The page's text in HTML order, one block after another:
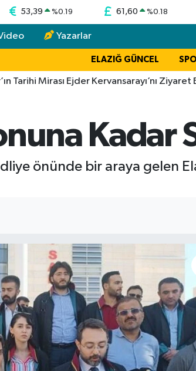
53,39 %0.19 61,60 %0.18
Yazarlar
ELAZIĞ GÜNCEL
Mirası Ejder Kervansarayı’nı Ziyaret Etti
Kadar
önünde bir araya gelen